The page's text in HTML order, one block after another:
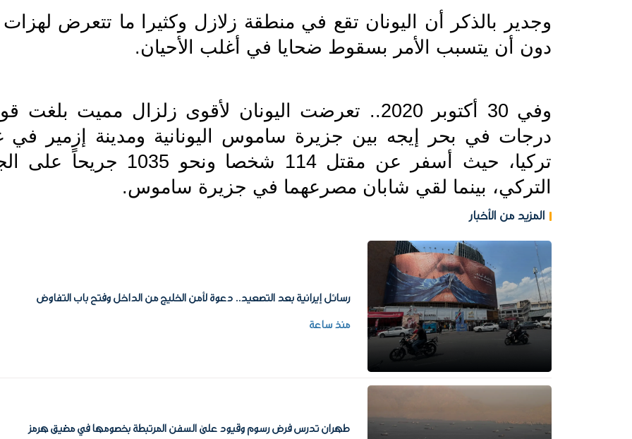
دون أن يتسبب الأمر بسقوط ضحايا في أغلب الأحيان.
التركي، بينما لقي شابان مصرعهما في جزيرة ساموس.
المزيد من الأخبار
رسائل إيرانية بعد التصعيد.. دعوة لأمن الخليج من الداخل وفتح باب التفاوض
منذ ساعة
طهران تدرس فرض رسوم وقيود على السفن المرتبطة بخصومها في مضيق هرمز